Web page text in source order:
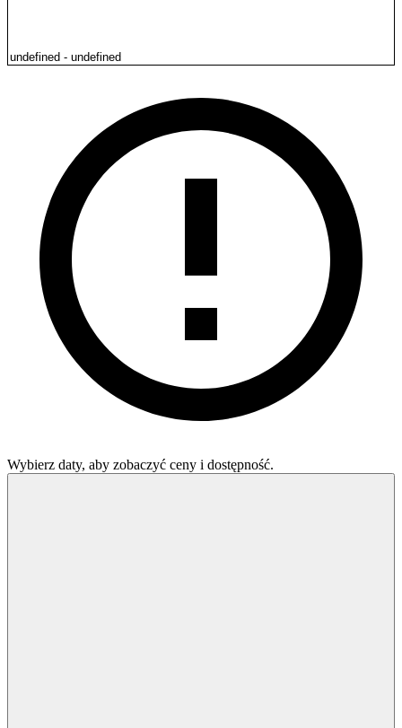
Wybierz daty, aby zobaczyć ceny i dostępność.